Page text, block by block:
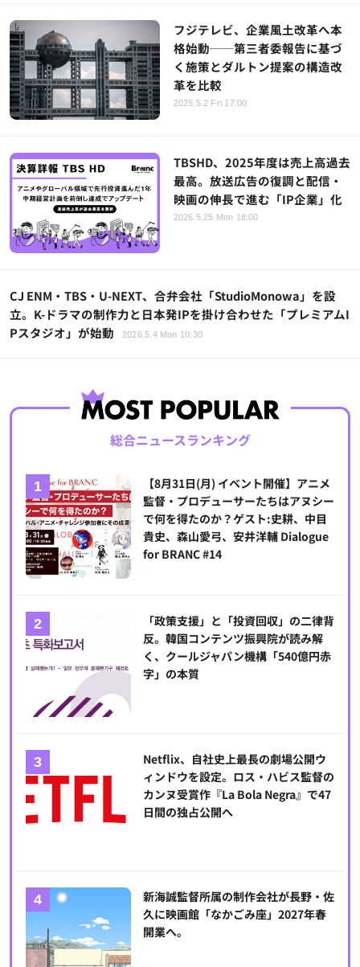
フジテレビ、企業風土改革へ本
格始動──第三者委報告に基づ
く施策とダルトン提案の構造改
革を比較
2025.5.2 Fri 17:00
TBSHD、2025年度は売上高過去
最高。放送広告の復調と配信・
映画の伸長で進む「IP企業」化
2026.5.25 Mon 18:00
CJ ENM・TBS・U-NEXT、合弁会社「StudioMonowa」を設
立。K-ドラマの制作力と日本発IPを掛け合わせた「プレミアムI
Pスタジオ」が始動
2026.5.4 Mon 10:30
総合ニュースランキング
【8月31日(月) イベント開催】アニメ
監督・プロデューサーたちはアヌシー
で何を得たのか？ゲスト:史耕、中目
貴史、森山愛弓、安井洋輔 Dialogue
for BRANC #14
「政策支援」と「投資回収」の二律背
反。韓国コンテンツ振興院が読み解
く、クールジャパン機構「540億円赤
字」の本質
Netflix、自社史上最長の劇場公開ウ
ィンドウを設定。ロス・ハビス監督の
カンヌ受賞作『La Bola Negra』で47
日間の独占公開へ
新海誠監督所属の制作会社が長野・佐
久に映画館「なかごみ座」2027年春
開業へ。